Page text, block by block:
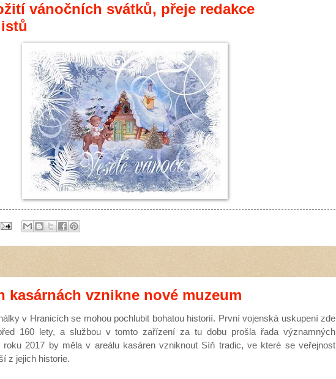
vánočních svátků, přeje redakce
kasárnách vznikne nové muzeum
v Hranicích se mohou pochlubit bohatou historií. První vojenská uskupení zde
160 lety, a službou v tomto zařízení za tu dobu prošla řada významných
roku 2017 by měla v areálu kasáren vzniknout Síň tradic, ve které se veřejnost
z jejich historie.